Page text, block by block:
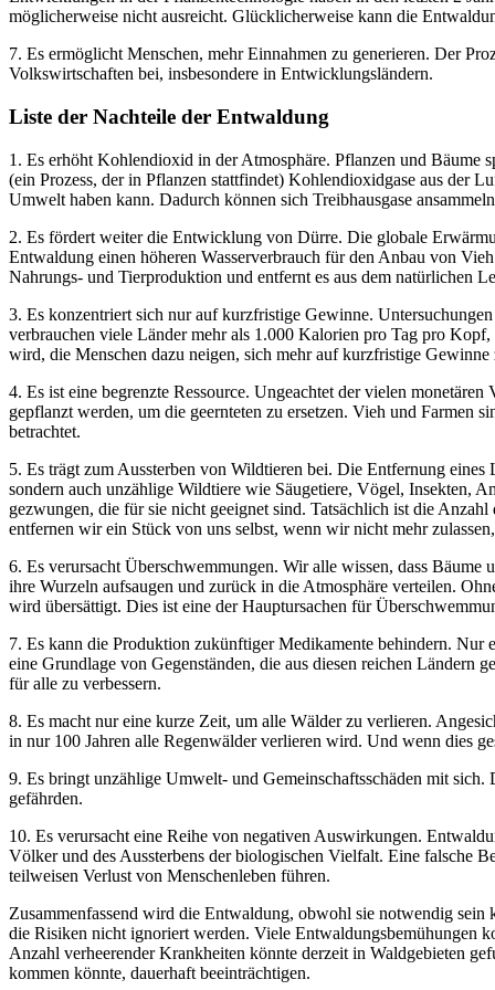
möglicherweise nicht ausreicht. Glücklicherweise kann die
7. Es ermöglicht Menschen, mehr Einnahmen zu generieren. Der
Volkswirtschaften bei, insbesondere in Entwicklungsländern.
Liste der Nachteile der Entwaldung
1. Es erhöht Kohlendioxid in der Atmosphäre. Pflanzen und Bäume
(ein Prozess, der in Pflanzen stattfindet) Kohlendioxidgase aus der
Umwelt haben kann. Dadurch können sich Treibhausgase
2. Es fördert weiter die Entwicklung von Dürre. Die globale
Entwaldung einen höheren Wasserverbrauch für den Anbau von
Nahrungs- und Tierproduktion und entfernt es aus dem natürlichen
3. Es konzentriert sich nur auf kurzfristige Gewinne.
verbrauchen viele Länder mehr als 1.000 Kalorien pro Tag pro
wird, die Menschen dazu neigen, sich mehr auf kurzfristige
4. Es ist eine begrenzte Ressource. Ungeachtet der vielen
gepflanzt werden, um die geernteten zu ersetzen. Vieh und Farmen
betrachtet.
5. Es trägt zum Aussterben von Wildtieren bei. Die Entfernung
sondern auch unzählige Wildtiere wie Säugetiere, Vögel, Insekten,
gezwungen, die für sie nicht geeignet sind. Tatsächlich ist die
entfernen wir ein Stück von uns selbst, wenn wir nicht mehr
6. Es verursacht Überschwemmungen. Wir alle wissen, dass
ihre Wurzeln aufsaugen und zurück in die Atmosphäre verteilen.
wird übersättigt. Dies ist eine der Hauptursachen für
7. Es kann die Produktion zukünftiger Medikamente behindern. Nur
eine Grundlage von Gegenständen, die aus diesen reichen Ländern
für alle zu verbessern.
8. Es macht nur eine kurze Zeit, um alle Wälder zu verlieren.
in nur 100 Jahren alle Regenwälder verlieren wird. Und wenn dies
9. Es bringt unzählige Umwelt- und Gemeinschaftsschäden mit
gefährden.
10. Es verursacht eine Reihe von negativen Auswirkungen.
Völker und des Aussterbens der biologischen Vielfalt. Eine falsche
teilweisen Verlust von Menschenleben führen.
Zusammenfassend wird die Entwaldung, obwohl sie notwendig
die Risiken nicht ignoriert werden. Viele Entwaldungsbemühungen
Anzahl verheerender Krankheiten könnte derzeit in Waldgebieten
kommen könnte, dauerhaft beeinträchtigen.